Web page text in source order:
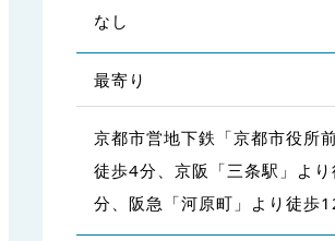
なし
最寄り
京都市営地下鉄「京都市役所
徒歩4分、京阪「三条駅」よ
分、阪急「河原町」より徒歩